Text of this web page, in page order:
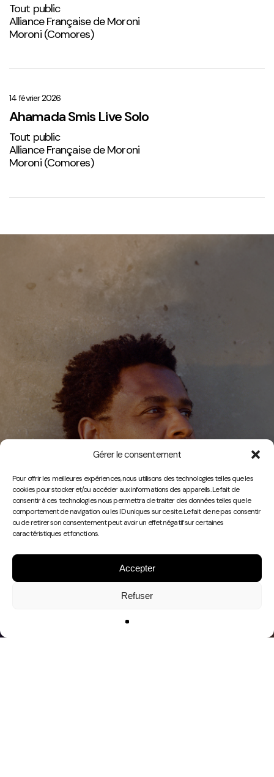
Gérer le consentement
Pour offrir les meilleures expériences, nous utilisons des technologies telles que les
cookies pour stocker et/ou accéder aux informations des appareils. Le fait de
consentir à ces technologies nous permettra de traiter des données telles que le
comportement de navigation ou les ID uniques sur ce site. Le fait de ne pas consentir
ou de retirer son consentement peut avoir un effet négatif sur certaines
caractéristiques et fonctions.
Accepter
Refuser
Tout public
Alliance Française de Moroni
Moroni (Comores)
Live
Solo
2
14 février 2026
Ahamada Smis Live Solo
Tout public
Alliance Française de Moroni
Moroni (Comores)
Play
Video